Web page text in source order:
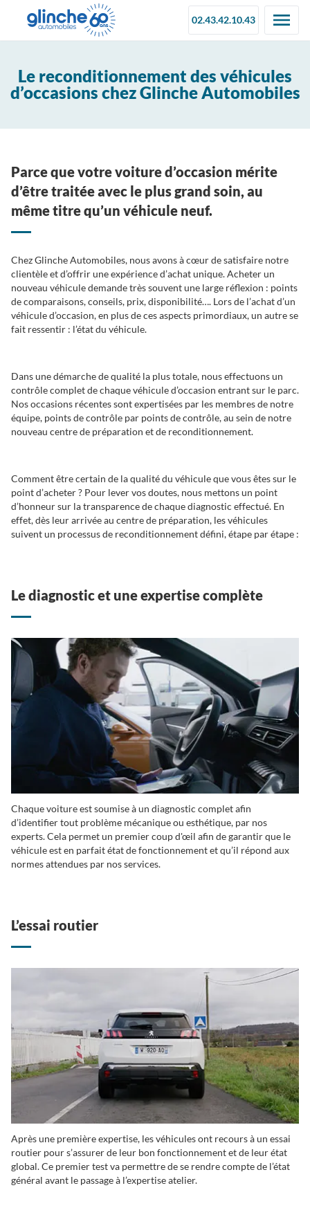
02.43.42.10.43
Le reconditionnement des véhicules
d’occasions chez Glinche Automobiles
Parce que votre voiture d’occasion mérite
d’être traitée avec le plus grand soin, au
même titre qu’un véhicule neuf.
Chez Glinche Automobiles, nous avons à cœur de satisfaire notre
clientèle et d’offrir une expérience d’achat unique. Acheter un
nouveau véhicule demande très souvent une large réflexion : points
de comparaisons, conseils, prix, disponibilité…. Lors de l’achat d’un
véhicule d’occasion, en plus de ces aspects primordiaux, un autre se
fait ressentir : l’état du véhicule.
Dans une démarche de qualité la plus totale, nous effectuons un
contrôle complet de chaque véhicule d’occasion entrant sur le parc.
Nos occasions récentes sont expertisées par les membres de notre
équipe, points de contrôle par points de contrôle, au sein de notre
nouveau centre de préparation et de reconditionnement.
Comment être certain de la qualité du véhicule que vous êtes sur le
point d’acheter ? Pour lever vos doutes, nous mettons un point
d’honneur sur la transparence de chaque diagnostic effectué. En
effet, dès leur arrivée au centre de préparation, les véhicules
suivent un processus de reconditionnement défini, étape par étape :
Le diagnostic et une expertise complète
Chaque voiture est soumise à un diagnostic complet afin
d’identifier tout problème mécanique ou esthétique, par nos
experts. Cela permet un premier coup d'œil afin de garantir que le
véhicule est en parfait état de fonctionnement et qu’il répond aux
normes attendues par nos services.
L’essai routier
Après une première expertise, les véhicules ont recours à un essai
routier pour s’assurer de leur bon fonctionnement et de leur état
global. Ce premier test va permettre de se rendre compte de l’état
général avant le passage à l’expertise atelier.